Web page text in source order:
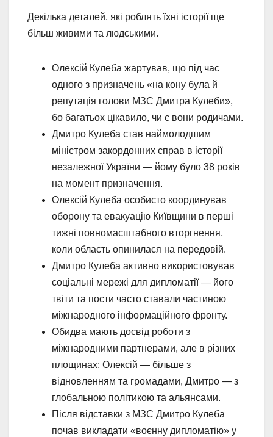
Декілька деталей, які роблять їхні історії ще
більш живими та людськими.
Олексій Кулеба жартував, що під час
одного з призначень «на кону була й
репутація голови МЗС Дмитра Кулеби»,
бо багатьох цікавило, чи є вони родичами.
Дмитро Кулеба став наймолодшим
міністром закордонних справ в історії
незалежної України — йому було 38 років
на момент призначення.
Олексій Кулеба особисто координував
оборону та евакуацію Київщини в перші
тижні повномасштабного вторгнення,
коли область опинилася на передовій.
Дмитро Кулеба активно використовував
соціальні мережі для дипломатії — його
твіти та пости часто ставали частиною
міжнародного інформаційного фронту.
Обидва мають досвід роботи з
міжнародними партнерами, але в різних
площинах: Олексій — більше з
відновленням та громадами, Дмитро — з
глобальною політикою та альянсами.
Після відставки з МЗС Дмитро Кулеба
почав викладати «воєнну дипломатію» у